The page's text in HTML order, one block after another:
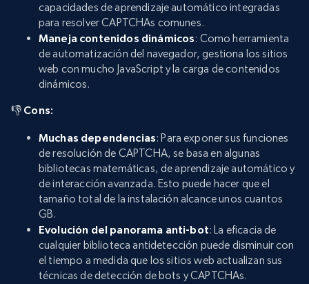
capacidades de aprendizaje automático integradas
para resolver CAPTCHAs comunes.
Maneja contenidos dinámicos: Como herramienta
de automatización del navegador, gestiona los sitios
web con mucho JavaScript y la carga de contenidos
dinámicos.
👎 Cons:
Muchas dependencias: Para exponer sus funciones
de resolución de CAPTCHA, se basa en algunas
bibliotecas matemáticas, de aprendizaje automático y
de interacción avanzada. Esto puede hacer que el
tamaño total de la instalación alcance unos cuantos
GB.
Evolución del panorama anti-bot: La eficacia de
cualquier biblioteca antidetección puede disminuir con
el tiempo a medida que los sitios web actualizan sus
técnicas de detección de bots y CAPTCHAs.